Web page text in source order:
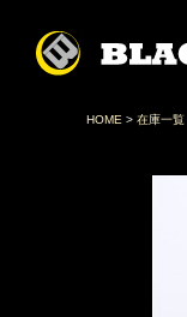
HOME > 在庫一覧